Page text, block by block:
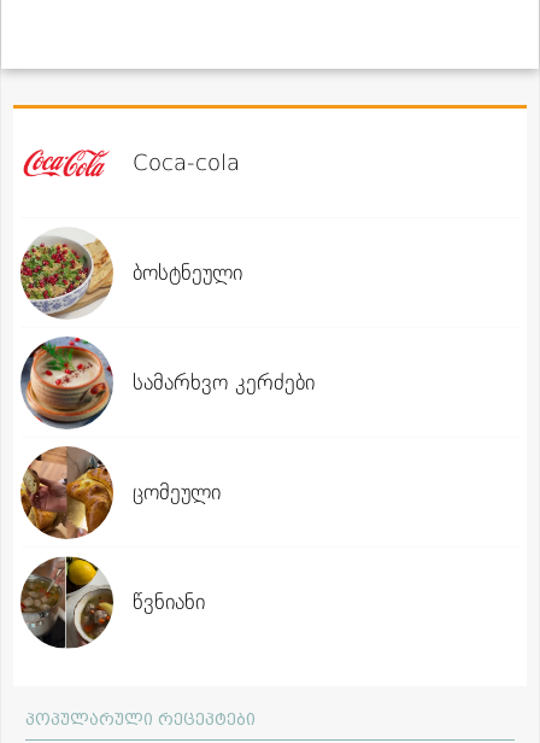
Coca-cola
ბოსტნეული
სამარხვო კერძები
ცომეული
წვნიანი
პოპულარული რეცეპტები